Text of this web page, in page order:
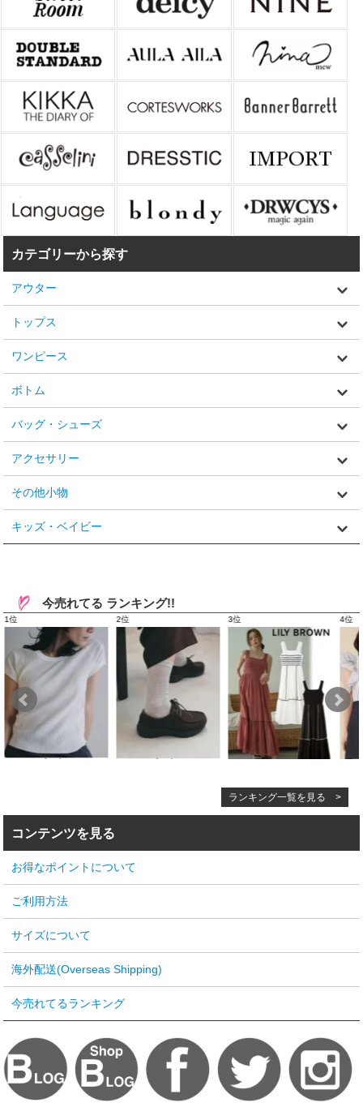
カテゴリーから探す
アウター
トップス
ワンピース
ボトム
バッグ・シューズ
アクセサリー
その他小物
キッズ・ベイビー
今売れてる ランキング!!
ランキング一覧を見る >
コンテンツを見る
お得なポイントについて
ご利用方法
サイズについて
海外配送(Overseas Shipping)
今売れてるランキング